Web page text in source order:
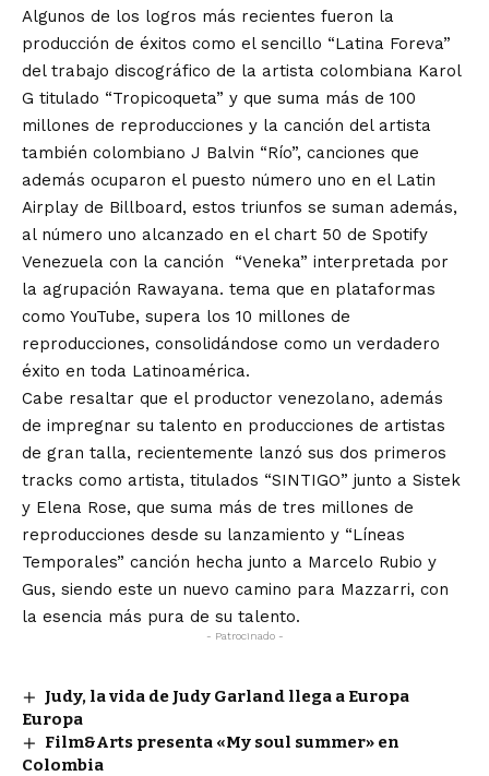
Algunos de los logros más recientes fueron la
producción de éxitos como el sencillo “Latina Foreva”
del trabajo discográfico de la artista colombiana Karol
G titulado “Tropicoqueta” y que suma más de 100
millones de reproducciones y la canción del artista
también colombiano J Balvin “Río”, canciones que
además ocuparon el puesto número uno en el Latin
Airplay de Billboard, estos triunfos se suman además,
al número uno alcanzado en el chart 50 de Spotify
Venezuela con la canción “Veneka” interpretada por
la agrupación Rawayana. tema que en plataformas
como YouTube, supera los 10 millones de
reproducciones, consolidándose como un verdadero
éxito en toda Latinoamérica.
Cabe resaltar que el productor venezolano, además
de impregnar su talento en producciones de artistas
de gran talla, recientemente lanzó sus dos primeros
tracks como artista, titulados “SINTIGO” junto a Sistek
y Elena Rose, que suma más de tres millones de
reproducciones desde su lanzamiento y “Líneas
Temporales” canción hecha junto a Marcelo Rubio y
Gus, siendo este un nuevo camino para Mazzarri, con
la esencia más pura de su talento.
- Patrocinado -
Judy, la vida de Judy Garland llega a Europa
Europa
Film&Arts presenta «My soul summer» en
Colombia